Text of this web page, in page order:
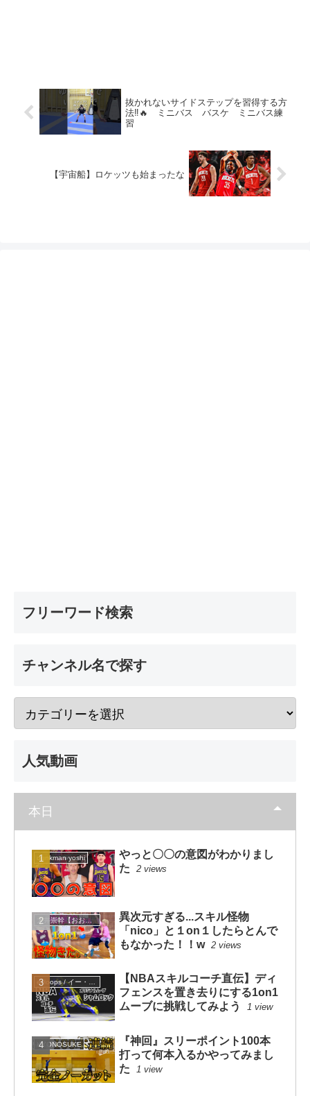
抜かれないサイドステップを習得する方
法‼️🔥 ミニバス バスケ ミニバス練
習
【宇宙船】ロケッツも始まったな
フリーワード検索
チャンネル名で探す
人気動画
本日
dunkman yoshi
やっと〇〇の意図がわかりまし
た
2 views
大井崇幹【おおいたかよし】
異次元すぎる...スキル怪物
「nico」と１on１したらとんで
もなかった！！w 2 views
【NBAスキルコーチ直伝】ディ
フェンスを置き去りにする1on1
ムーブに挑戦してみよう
1 view
KYONOSUKE
『神回』スリーポイント100本
打って何本入るかやってみまし
た
1 view